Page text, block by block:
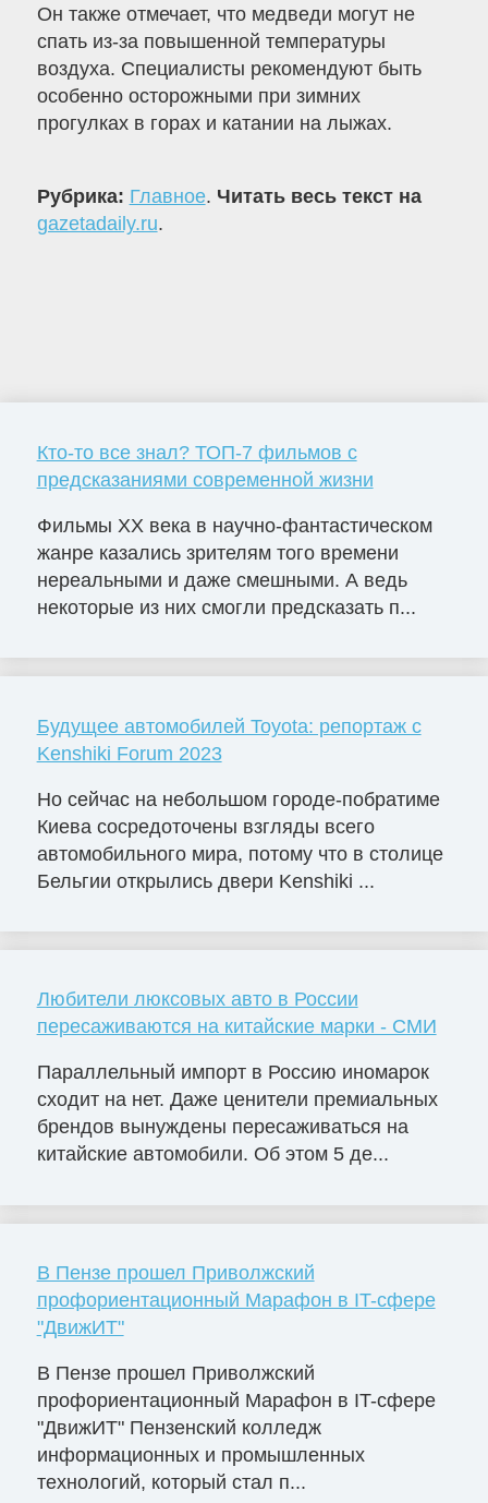
Он также отмечает, что медведи могут не
спать из-за повышенной температуры
воздуха. Специалисты рекомендуют быть
особенно осторожными при зимних
прогулках в горах и катании на лыжах.
Рубрика: Главное. Читать весь текст на
gazetadaily.ru.
Кто-то все знал? ТОП-7 фильмов с
предсказаниями современной жизни
Фильмы ХХ века в научно-фантастическом
жанре казались зрителям того времени
нереальными и даже смешными. А ведь
некоторые из них смогли предсказать п...
Будущее автомобилей Toyota: репортаж с
Kenshiki Forum 2023
Но сейчас на небольшом городе-побратиме
Киева сосредоточены взгляды всего
автомобильного мира, потому что в столице
Бельгии открылись двери Kenshiki ...
Любители люксовых авто в России
пересаживаются на китайские марки - СМИ
Параллельный импорт в Россию иномарок
сходит на нет. Даже ценители премиальных
брендов вынуждены пересаживаться на
китайские автомобили. Об этом 5 де...
В Пензе прошел Приволжский
профориентационный Марафон в IT-сфере
"ДвижИТ"
В Пензе прошел Приволжский
профориентационный Марафон в IT-сфере
"ДвижИТ" Пензенский колледж
информационных и промышленных
технологий, который стал п...